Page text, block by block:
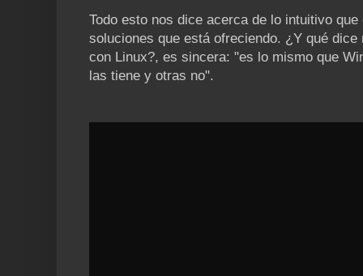
Todo esto nos dice acerca de lo intuitivo
soluciones que está ofreciendo. ¿Y qué
con Linux?, es sincera: "es lo mismo que
las tiene y otras no".